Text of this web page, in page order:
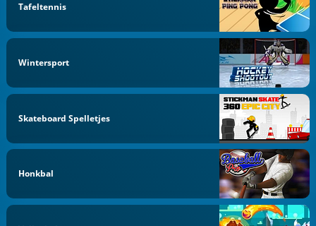
Tafeltennis
Wintersport
Skateboard Spelletjes
Honkbal